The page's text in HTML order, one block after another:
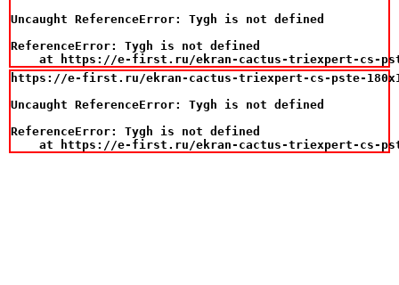
Uncaught ReferenceError: Tygh is not defined
ReferenceError: Tygh is not defined
at https://e-first.ru/ekran-cactus-triexpert-cs-
https://e-first.ru/ekran-cactus-triexpert-cs-pste-
Uncaught ReferenceError: Tygh is not defined
ReferenceError: Tygh is not defined
at https://e-first.ru/ekran-cactus-triexpert-cs-